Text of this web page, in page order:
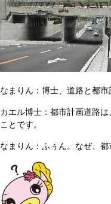
なまりん：博士、道路と都
カエル博士：都市計画道路
ことです。
なまりん：ふぅん。なぜ、